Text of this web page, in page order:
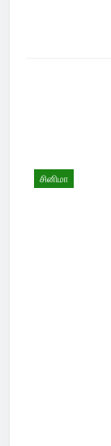
சினிமா